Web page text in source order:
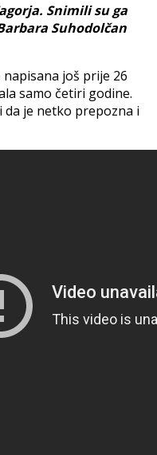
Snimili su ga
Suhodolčan
još prije 26
samo četiri godine.
da je netko prepozna i